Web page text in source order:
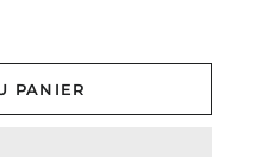
PANIER